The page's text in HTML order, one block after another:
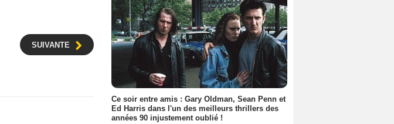
SUIVANTE
Ce soir entre amis : Gary Oldman, Sean Penn et
Ed Harris dans l'un des meilleurs thrillers des
années 90 injustement oublié !